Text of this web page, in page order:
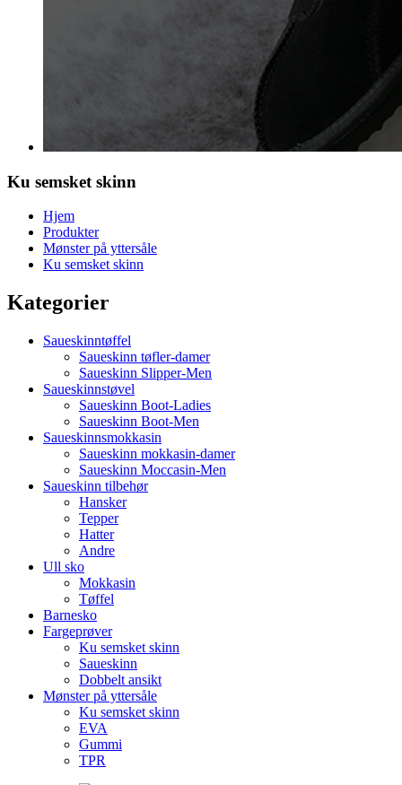
Ku semsket skinn
Hjem
Produkter
Mønster på yttersåle
Ku semsket skinn
Kategorier
Saueskinntøffel
Saueskinn tøfler-damer
Saueskinn Slipper-Men
Saueskinnstøvel
Saueskinn Boot-Ladies
Saueskinn Boot-Men
Saueskinnsmokkasin
Saueskinn mokkasin-damer
Saueskinn Moccasin-Men
Saueskinn tilbehør
Hansker
Tepper
Hatter
Andre
Ull sko
Mokkasin
Tøffel
Barnesko
Fargeprøver
Ku semsket skinn
Saueskinn
Dobbelt ansikt
Mønster på yttersåle
Ku semsket skinn
EVA
Gummi
TPR